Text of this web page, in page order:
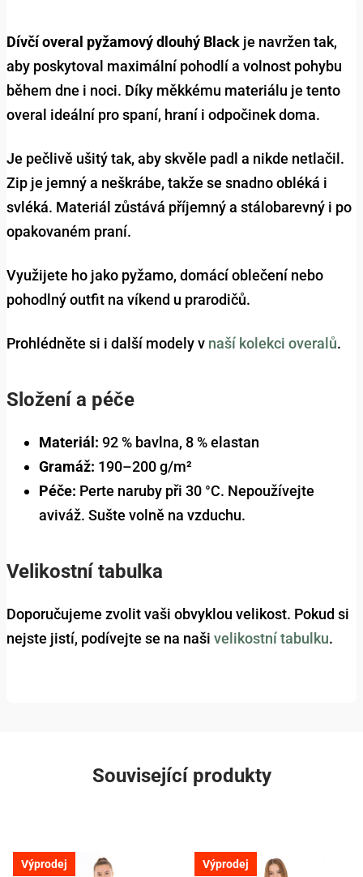
Dívčí overal pyžamový dlouhý Black je navržen tak,
aby poskytoval maximální pohodlí a volnost pohybu
během dne i noci. Díky měkkému materiálu je tento
overal ideální pro spaní, hraní i odpočinek doma.
Je pečlivě ušitý tak, aby skvěle padl a nikde netlačil.
Zip je jemný a neškrábe, takže se snadno obléká i
svléká. Materiál zůstává příjemný a stálobarevný i po
opakovaném praní.
Využijete ho jako pyžamo, domácí oblečení nebo
pohodlný outfit na víkend u prarodičů.
Prohlédněte si i další modely v naší kolekci overalů.
Složení a péče
Materiál: 92 % bavlna, 8 % elastan
Gramáž: 190–200 g/m²
Péče: Perte naruby při 30 °C. Nepoužívejte
aviváž. Sušte volně na vzduchu.
Velikostní tabulka
Doporučujeme zvolit vaši obvyklou velikost. Pokud si
nejste jistí, podívejte se na naši velikostní tabulku.
Související produkty
Výprodej Výprodej